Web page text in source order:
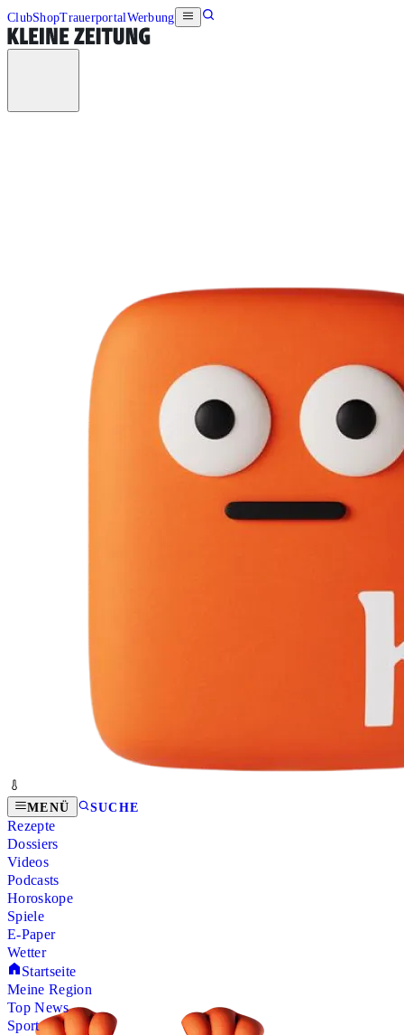
ClubShopTrauerportalWerbung
MENÜ SUCHE
Rezepte
Dossiers
Videos
Podcasts
Horoskope
Spiele
E-Paper
Wetter
Startseite
Meine Region
Top News
Sport